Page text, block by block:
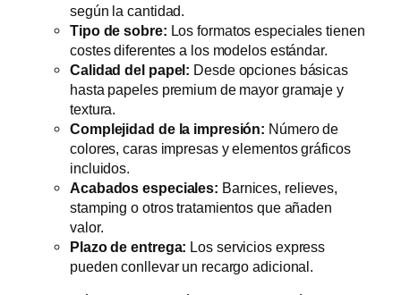
según la cantidad.
Tipo de sobre: Los formatos especiales tienen
costes diferentes a los modelos estándar.
Calidad del papel: Desde opciones básicas
hasta papeles premium de mayor gramaje y
textura.
Complejidad de la impresión: Número de
colores, caras impresas y elementos gráficos
incluidos.
Acabados especiales: Barnices, relieves,
stamping o otros tratamientos que añaden
valor.
Plazo de entrega: Los servicios express
pueden conllevar un recargo adicional.